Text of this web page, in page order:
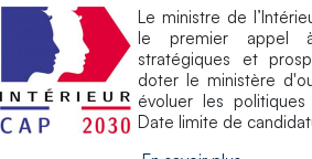
Le ministre de
le premier appel
stratégiques et
doter le ministère
évoluer les
Date limite de